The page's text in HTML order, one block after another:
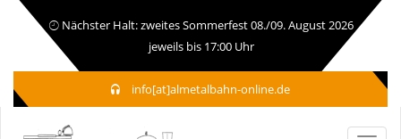
Nächster Halt: zweites Sommerfest 08./09. August 2026
jeweils bis 17:00 Uhr
info[at]almetalbahn-online.de